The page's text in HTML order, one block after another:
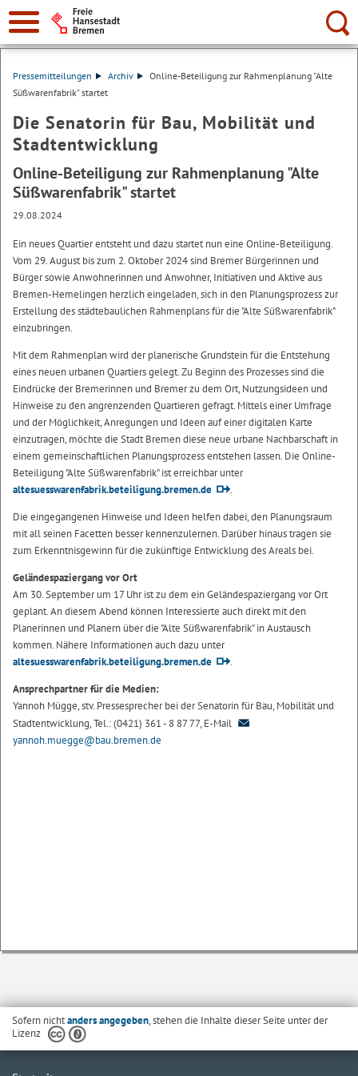
Suche:
Pressemitteilungen Archiv
Online-Beteiligung zur Rahmenplanung "Alte
Süßwarenfabrik" startet
Die Senatorin für Bau, Mobilität und
Stadtentwicklung
Online-Beteiligung zur Rahmenplanung "Alte
Süßwarenfabrik" startet
29.08.2024
Ein neues Quartier entsteht und dazu startet nun eine Online-Beteiligung.
Vom 29. August bis zum 2. Oktober 2024 sind Bremer Bürgerinnen und
Bürger sowie Anwohnerinnen und Anwohner, Initiativen und Aktive aus
Bremen-Hemelingen herzlich eingeladen, sich in den Planungsprozess zur
Erstellung des städtebaulichen Rahmenplans für die "Alte Süßwarenfabrik"
einzubringen.
Mit dem Rahmenplan wird der planerische Grundstein für die Entstehung
eines neuen urbanen Quartiers gelegt. Zu Beginn des Prozesses sind die
Eindrücke der Bremerinnen und Bremer zu dem Ort, Nutzungsideen und
Hinweise zu den angrenzenden Quartieren gefragt. Mittels einer Umfrage
und der Möglichkeit, Anregungen und Ideen auf einer digitalen Karte
einzutragen, möchte die Stadt Bremen diese neue urbane Nachbarschaft in
einem gemeinschaftlichen Planungsprozess entstehen lassen. Die Online-
Beteiligung "Alte Süßwarenfabrik" ist erreichbar unter
altesuesswarenfabrik.beteiligung.bremen.de
.
Die eingegangenen Hinweise und Ideen helfen dabei, den Planungsraum
mit all seinen Facetten besser kennenzulernen. Darüber hinaus tragen sie
zum Erkenntnisgewinn für die zukünftige Entwicklung des Areals bei.
Geländespaziergang vor Ort
Am 30. September um 17 Uhr ist zu dem ein Geländespaziergang vor Ort
geplant. An diesem Abend können Interessierte auch direkt mit den
Planerinnen und Planern über die "Alte Süßwarenfabrik" in Austausch
kommen. Nähere Informationen auch dazu unter
altesuesswarenfabrik.beteiligung.bremen.de
.
Ansprechpartner für die Medien:
Yannoh Mügge, stv. Pressesprecher bei der Senatorin für Bau, Mobilität und
Stadtentwicklung, Tel.: (0421) 361 - 8 87 77, E-Mail
yannoh.muegge@bau.bremen.de
Sofern nichtanders angegeben, stehen die Inhalte dieser Seite unter der
Lizenz